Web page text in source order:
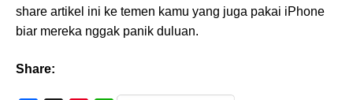
share artikel ini ke temen kamu yang juga pakai iPhone
biar mereka nggak panik duluan.
Share: